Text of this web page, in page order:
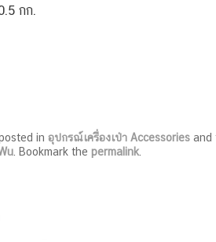
กก.
in อุปกรณ์เครื่องเป่า Accessories and
. Bookmark the permalink